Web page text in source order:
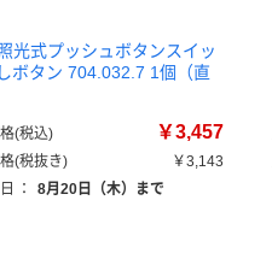
光式プッシュボタンスイッ
ボタン 704.032.7 1個（直
(税込) ￥3,457
(税抜き)
￥3,143
： 8月20日（木）まで